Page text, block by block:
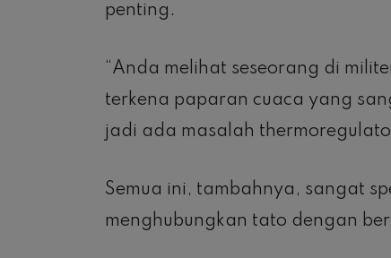
penting.
“Anda melihat seseorang di
terkena paparan cuaca yang
jadi ada masalah
Semua ini, tambahnya, sangat
menghubungkan tato dengan